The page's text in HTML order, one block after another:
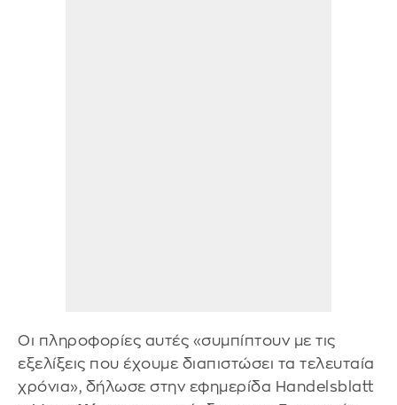
Οι πληροφορίες αυτές «συμπίπτουν με τις
εξελίξεις που έχουμε διαπιστώσει τα τελευταία
χρόνια», δήλωσε στην εφημερίδα Handelsblatt